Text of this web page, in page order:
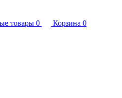
товары 0 Корзина 0